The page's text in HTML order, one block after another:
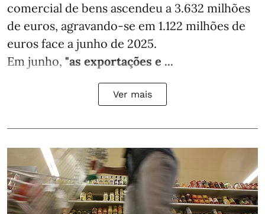
comercial de bens ascendeu a 3.632 milhões
de euros, agravando-se em 1.122 milhões de
euros face a junho de 2025.
Em junho, "as exportações e ...
Ver mais